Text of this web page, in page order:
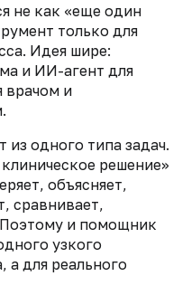
не как «еще один
только для
Идея шире:
и ИИ-агент для
врачом и
из одного типа задач.
решение»
объясняет,
сравнивает,
и помощник
узкого
а для реального